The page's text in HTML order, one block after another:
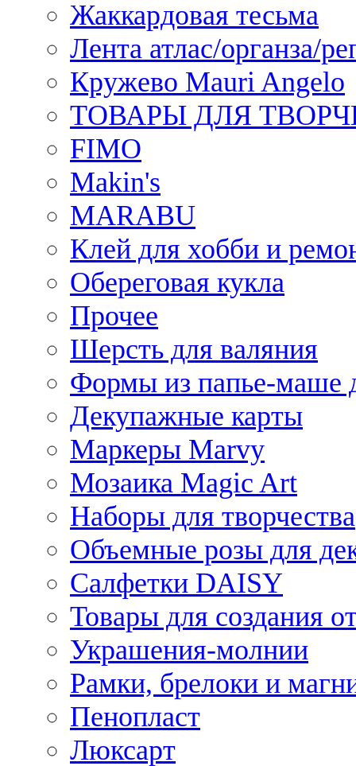
Жаккардовая тесьма
Лента атлас/органза/
Кружево Mauri Angelo
ТОВАРЫ ДЛЯ
FIMO
Makin's
MARABU
Клей для хобби и
Обереговая кукла
Прочее
Шерсть для валяния
Формы из папье-маше
Декупажные карты
Маркеры Marvy
Мозаика Magic Art
Наборы для творчества
Объемные розы для
Салфетки DAISY
Товары для создания
Украшения-молнии
Рамки, брелоки и
Пенопласт
Люксарт